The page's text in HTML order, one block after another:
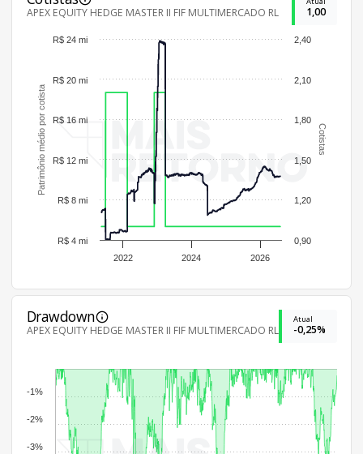
APEX EQUITY HEDGE MASTER II FIF MULTIMERCADO RL 1,00
Cotistas
Patrimônio médio por cotista
2022 2024 2026
0,90
1,20
1,50
1,80
2,10
2,40
R$ 4 mi
R$ 8 mi
R$ 12 mi
R$ 16 mi
R$ 20 mi
R$ 24 mi
Drawdown
APEX EQUITY HEDGE MASTER II FIF MULTIMERCADO RL
Atual
-0,25%
-3%
-2%
-1%